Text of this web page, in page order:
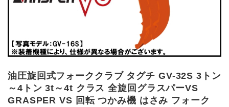
油圧旋回式フォーククラブ タグチ GV-32S 3トン
～4トン 3t～4t クラス 全旋回グラスパーVS
GRASPER VS 回転 つかみ機 はさみ フォーク